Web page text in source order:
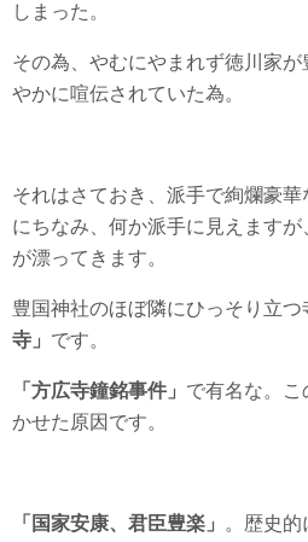
しまった。
その為、やむにやまれず徳川家
やかに喧伝されていた為。
それはさておき、派手で絢爛豪
にちなみ、何か派手に見えます
が漂ってきます。
豊国神社のほぼ隣にひっそり立つ
寺」 です。
「方広寺鐘銘事件」 で有名な。
かせた原因です。
「国家安康、君臣豊楽」
。歴史的